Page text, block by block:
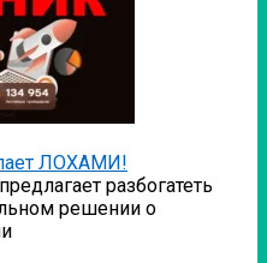
ЛОХАМИ!
разбогатеть
решении о